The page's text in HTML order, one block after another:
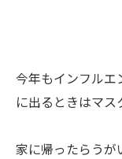
今年もインフルエ
に出るときはマス
家に帰ったらうが